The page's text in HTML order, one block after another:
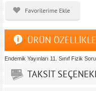
ÜRÜN
Endemik Yayınları 11. Sınıf Fizik
TAKSİT